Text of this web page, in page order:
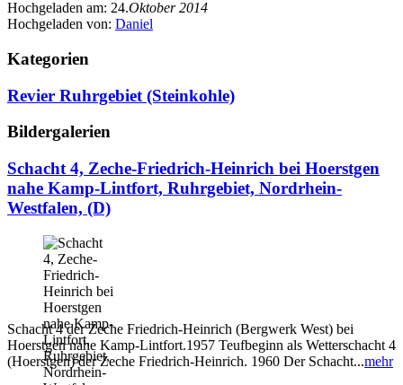
Hochgeladen am: 24.Oktober 2014
Hochgeladen von: Daniel
Kategorien
Revier Ruhrgebiet (Steinkohle)
Bildergalerien
Schacht 4, Zeche-Friedrich-Heinrich bei Hoerstgen
nahe Kamp-Lintfort, Ruhrgebiet, Nordrhein-
Westfalen, (D)
Schacht 4 der Zeche Friedrich-Heinrich (Bergwerk West) bei
Hoerstgen nahe Kamp-Lintfort.1957 Teufbeginn als Wetterschacht 4
(Hoerstgen) der Zeche Friedrich-Heinrich. 1960 Der Schacht...mehr